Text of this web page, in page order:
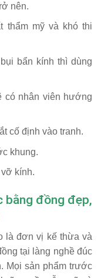
nên.
thẩm mỹ và khó thi
bẩn kính thì dùng
có nhân viên hướng
cố định vào tranh.
khung.
kính.
bằng đồng đẹp,
là đơn vị kế thừa và
tại làng nghề đúc
Mọi sản phẩm trước